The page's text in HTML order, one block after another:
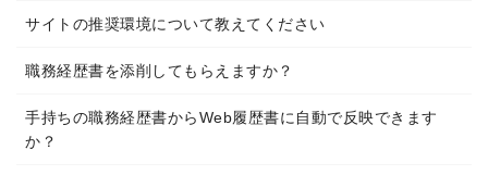
サイトの推奨環境について教えてください
職務経歴書を添削してもらえますか？
手持ちの職務経歴書からWeb履歴書に自動で反映できます
か？